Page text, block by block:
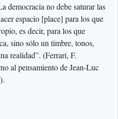
democracia no debe saturar las
espacio [place] para los que
es decir, para los que
sino sólo un timbre, tonos,
realidad”. (Ferrari, F.
al pensamiento de Jean-Luc